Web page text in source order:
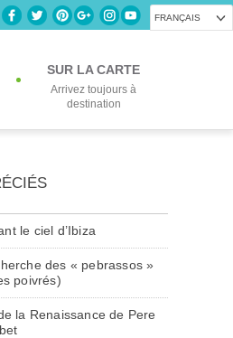
FRANÇAIS
SUR LA CARTE
Arrivez toujours à
destination
le ciel d’Ibiza
des « pebrassos »
poivrés)
la Renaissance de Pere